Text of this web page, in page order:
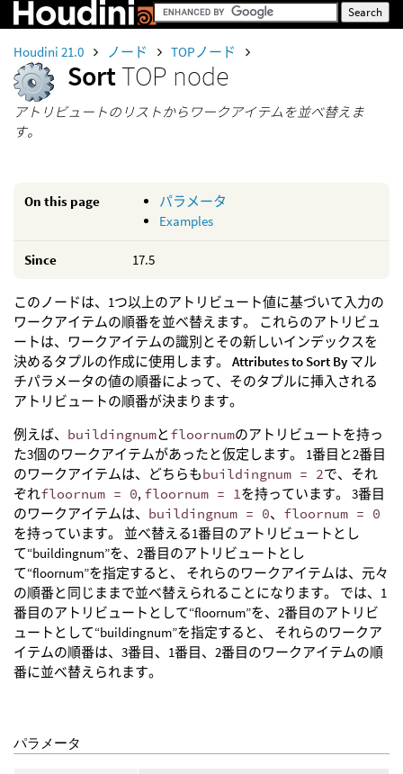
Houdini 21.0 ノード TOPノード
SortTOP node
アトリビュートのリストからワークアイテムを並べ替えま
す。
On this page
パラメータ
Examples
Since 17.5
このノードは、1つ以上のアトリビュート値に基づいて入力の
ワークアイテムの順番を並べ替えます。 これらのアトリビュ
ートは、ワークアイテムの識別とその新しいインデックスを
決めるタプルの作成に使用します。 Attributes to Sort By マル
チパラメータの値の順番によって、そのタプルに挿入される
アトリビュートの順番が決まります。
例えば、 buildingnumとfloornumのアトリビュートを持っ
た3個のワークアイテムがあったと仮定します。 1番目と2番目
のワークアイテムは、どちらもbuildingnum = 2で、それ
ぞれfloornum = 0, floornum = 1を持っています。 3番目
のワークアイテムは、 buildingnum = 0、 floornum = 0
を持っています。 並べ替える1番目のアトリビュートとし
て“buildingnum”を、2番目のアトリビュートとし
て“floornum”を指定すると、 それらのワークアイテムは、元々
の順番と同じままで並べ替えられることになります。 では、1
番目のアトリビュートとして“floornum”を、2番目のアトリビ
ュートとして“buildingnum”を指定すると、 それらのワークア
イテムの順番は、3番目、1番目、2番目のワークアイテムの順
番に並べ替えられます。
パラメータ